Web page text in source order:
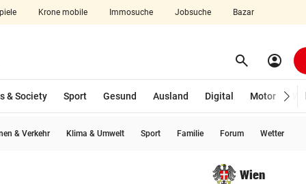
Krone mobile Immosuche Jobsuche Bazar
aufklappen search Suchen
account_circle
& Society Sport Gesund Ausland Digital Motor
& Verkehr Klima & Umwelt Sport Familie Forum Wetter
Wien